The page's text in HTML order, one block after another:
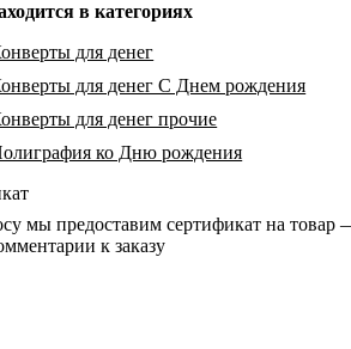
в категориях
для денег
для денег С Днем рождения
для денег прочие
ко Дню рождения
мы предоставим сертификат на
к заказу